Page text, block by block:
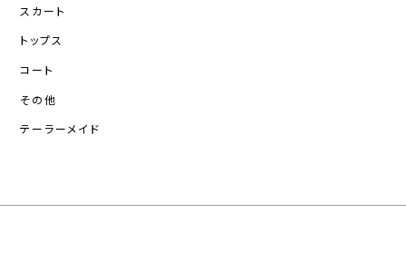
スカート
トップス
コート
その他
テーラーメイド